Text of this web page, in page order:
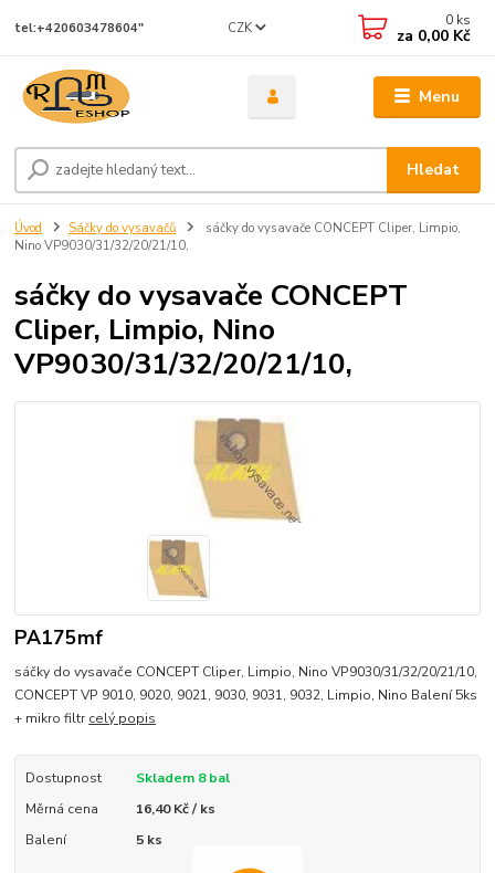
Menu
CZK
Hledat
tel:+420603478604" 0 ks
za 0,00 Kč
Úvod Sáčky do vysavačů
sáčky do vysavače CONCEPT Cliper, Limpio,
Nino VP9030/31/32/20/21/10,
sáčky do vysavače CONCEPT
Cliper, Limpio, Nino
VP9030/31/32/20/21/10,
PA175mf
sáčky do vysavače CONCEPT Cliper, Limpio, Nino VP9030/31/32/20/21/10,
CONCEPT VP 9010, 9020, 9021, 9030, 9031, 9032, Limpio, Nino Balení 5ks
+ mikro filtrcelý popis
Dostupnost
Skladem 8 bal
Měrná cena
16,40 Kč / ks
Balení
5 ks